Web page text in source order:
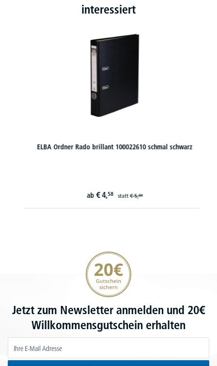
interessiert
ELBA Ordner Rado brillant 100022610 schmal schwarz
ab€ 4, 58 statt€ 5,59
20€ Gutschein sichern
Jetzt zum Newsletter anmelden und 20€
Willkommensgutschein erhalten